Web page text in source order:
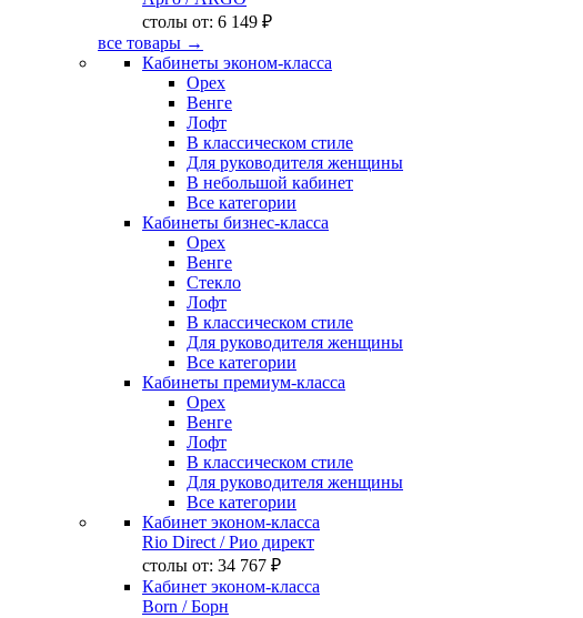
столы от: 6 149 ₽
все товары →
Кабинеты эконом-класса
Орех
Венге
Лофт
В классическом стиле
Для руководителя женщины
В небольшой кабинет
Все категории
Кабинеты бизнес-класса
Орех
Венге
Стекло
Лофт
В классическом стиле
Для руководителя женщины
Все категории
Кабинеты премиум-класса
Орех
Венге
Лофт
В классическом стиле
Для руководителя женщины
Все категории
Кабинет эконом-класса
Rio Direct / Рио директ
столы от: 34 767 ₽
Кабинет эконом-класса
Born / Борн